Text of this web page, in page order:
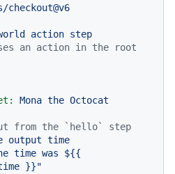
checkout@v6
action step
an action in the root
Mona the Octocat
from the `hello` step
output time
time was ${{
}}"